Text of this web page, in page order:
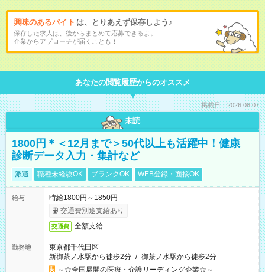
興味のあるバイト は、とりあえず保存しよう♪
保存した求人は、後からまとめて応募できるよ。
企業からアプローチが届くことも！
あなたの閲覧履歴からのオススメ
掲載日：2026.08.07
未読
1800円＊＜12月まで＞50代以上も活躍中！健康
診断データ入力・集計など
派遣 職種未経験OK ブランクOK WEB登録・面接OK
給与
時給1800円～1850円
交通費別途支給あり
交通費 全額支給
勤務地
東京都千代田区
新御茶ノ水駅から徒歩2分 / 御茶ノ水駅から徒歩2分
～☆全国展開の医療・介護リーディング企業☆～